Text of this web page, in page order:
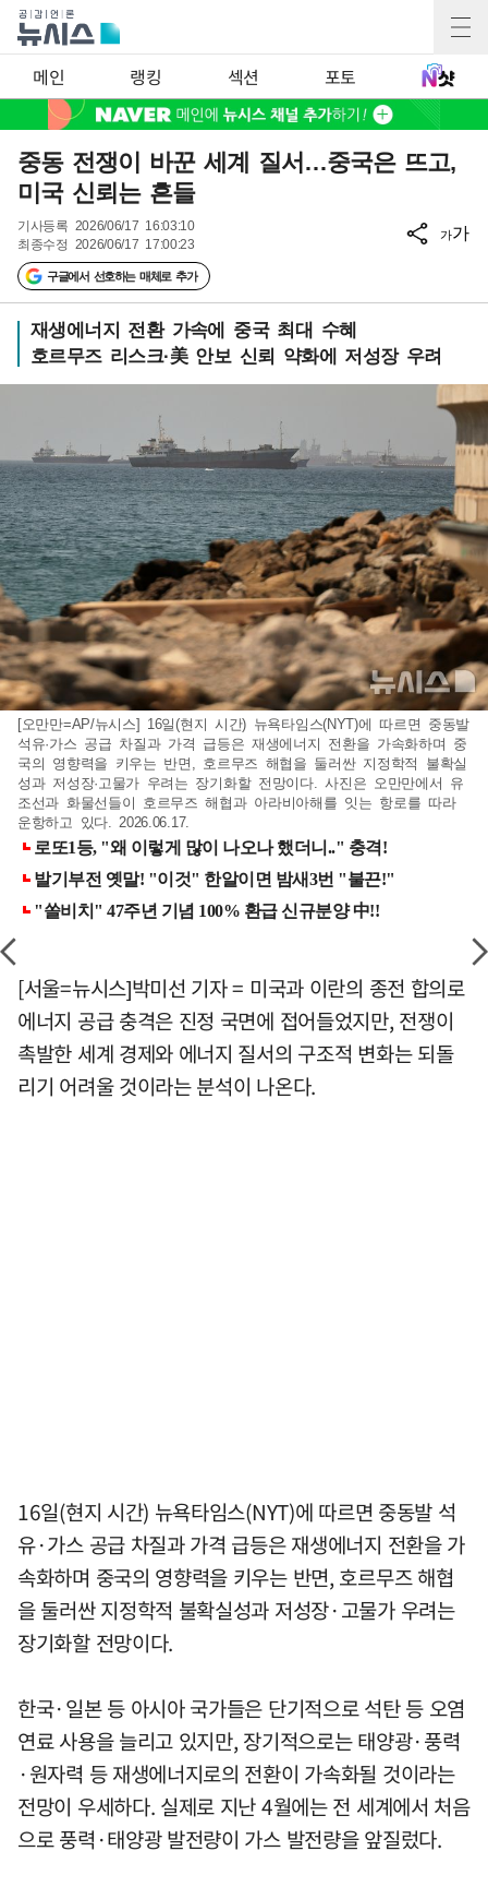
메인 랭킹 섹션 포토
중동 전쟁이 바꾼 세계 질서…중국은 뜨고,
미국 신뢰는 흔들
기사등록 2026/06/17 16:03:10
최종수정 2026/06/17 17:00:23
구글에서 선호하는 매체로 추가
가가
재생에너지 전환 가속에 중국 최대 수혜
호르무즈 리스크·美 안보 신뢰 약화에 저성장 우려
[오만만=AP/뉴시스] 16일(현지 시간) 뉴욕타임스(NYT)에 따르면 중동발
석유·가스 공급 차질과 가격 급등은 재생에너지 전환을 가속화하며 중
국의 영향력을 키우는 반면, 호르무즈 해협을 둘러싼 지정학적 불확실
성과 저성장·고물가 우려는 장기화할 전망이다. 사진은 오만만에서 유
조선과 화물선들이 호르무즈 해협과 아라비아해를 잇는 항로를 따라
운항하고 있다. 2026.06.17.
[서울=뉴시스]박미선 기자 = 미국과 이란의 종전 합의로
에너지 공급 충격은 진정 국면에 접어들었지만, 전쟁이
촉발한 세계 경제와 에너지 질서의 구조적 변화는 되돌
리기 어려울 것이라는 분석이 나온다.
16일(현지 시간) 뉴욕타임스(NYT)에 따르면 중동발 석
유·가스 공급 차질과 가격 급등은 재생에너지 전환을 가
속화하며 중국의 영향력을 키우는 반면, 호르무즈 해협
을 둘러싼 지정학적 불확실성과 저성장·고물가 우려는
장기화할 전망이다.
한국·일본 등 아시아 국가들은 단기적으로 석탄 등 오염
연료 사용을 늘리고 있지만, 장기적으로는 태양광·풍력
·원자력 등 재생에너지로의 전환이 가속화될 것이라는
전망이 우세하다. 실제로 지난 4월에는 전 세계에서 처음
으로 풍력·태양광 발전량이 가스 발전량을 앞질렀다.